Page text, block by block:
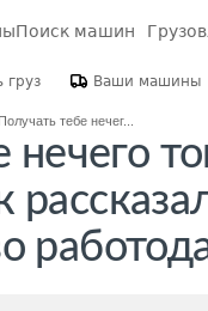
Поиск машин
груз Ваши машины
тебе нечег...
нечего